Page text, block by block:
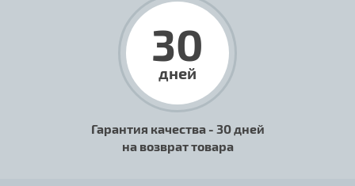
30
дней
Гарантия качества - 30 дней
на возврат товара